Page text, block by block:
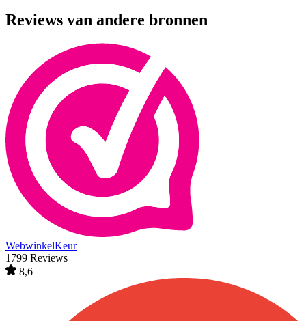
Reviews van andere bronnen
WebwinkelKeur
1799 Reviews
8,6